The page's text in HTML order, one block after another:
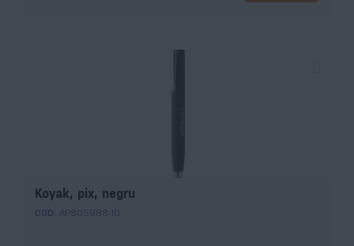
Koyak, pix, negru
COD: AP805988-10